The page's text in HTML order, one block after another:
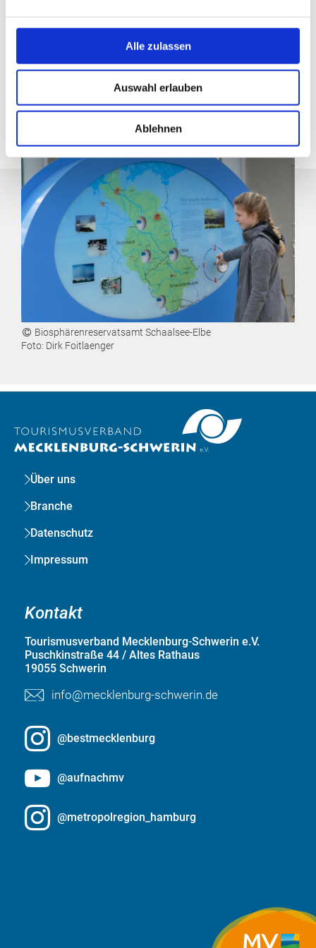
Alle zulassen
Auswahl erlauben
Ablehnen
direkt zur Website
Biosphärenreservatsamt Schaalsee-Elbe
Foto: Dirk Foitlaenger
Über uns
Branche
Datenschutz
Impressum
Kontakt
Tourismusverband Mecklenburg-Schwerin e.V.
Puschkinstraße 44 / Altes Rathaus
19055 Schwerin
info@mecklenburg-schwerin.de
@bestmecklenburg
@aufnachmv
@metropolregion_hamburg